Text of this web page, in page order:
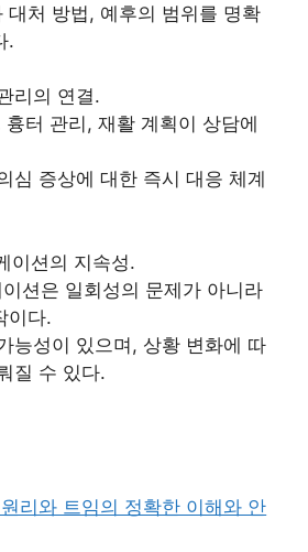
대처 방법, 예후의 범위를 명확
.
리의 연결.
터 관리, 재활 계획이 상담에
심 증상에 대한 즉시 대응 체계
이션의 지속성.
션은 일회성의 문제가 아니라
이다.
능성이 있으며, 상황 변화에 따
질 수 있다.
리와 트임의 정확한 이해와 안